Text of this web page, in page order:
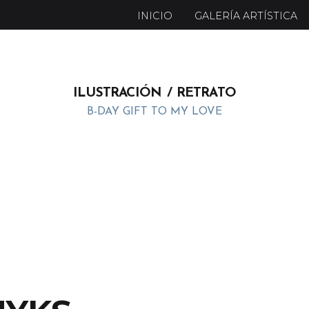
INICIO GALERÍA ARTÍSTICA
ILUSTRACIÓN RETRATO
B-DAY GIFT TO MY LOVE